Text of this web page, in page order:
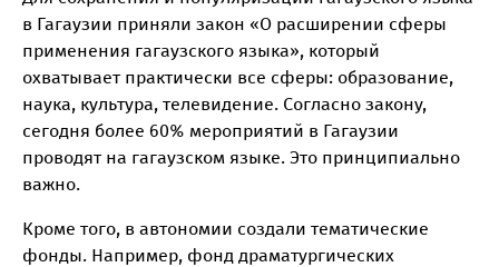
в Гагаузии приняли закон «О расширении сферы
применения гагаузского языка», который
охватывает практически все сферы: образование,
наука, культура, телевидение. Согласно закону,
сегодня более 60% мероприятий в Гагаузии
проводят на гагаузском языке. Это принципиально
важно.
Кроме того, в автономии создали тематические
фонды. Например, фонд драматургических